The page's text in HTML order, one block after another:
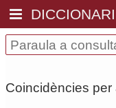
Coincidències per